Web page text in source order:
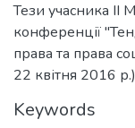
Тези учасника ІІ
конференції
права та права
22 квітня 2016
Keywords